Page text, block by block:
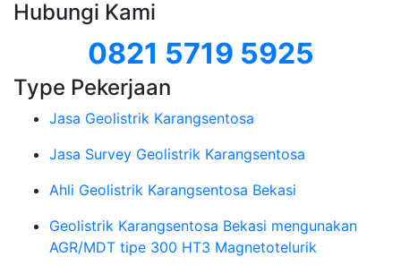
Hubungi Kami
0821 5719 5925
Type Pekerjaan
Jasa Geolistrik Karangsentosa
Jasa Survey Geolistrik Karangsentosa
Ahli Geolistrik Karangsentosa Bekasi
Geolistrik Karangsentosa Bekasi mengunakan
AGR/MDT tipe 300 HT3 Magnetotelurik